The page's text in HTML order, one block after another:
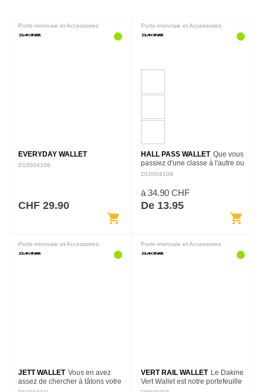
Porte-monnaie et Accessoires
EVERYDAY WALLET
D10004106
CHF 29.90
shopping_cart
Porte-monnaie et Accessoires
HALL PASS WALLET Que vous
passiez d'une classe à l'autre ou
que vous partiez pour une
vos objets les plus précieux
organisés avec…
D10004108
à 34.90 CHF
De 13.95
shopping_cart
Porte-monnaie et Accessoires
JETT WALLET Vous en avez
assez de chercher à tâtons votre
Porte-monnaie et Accessoires
VERT RAIL WALLET Le Dakine
Vert Wallet est notre portefeuille